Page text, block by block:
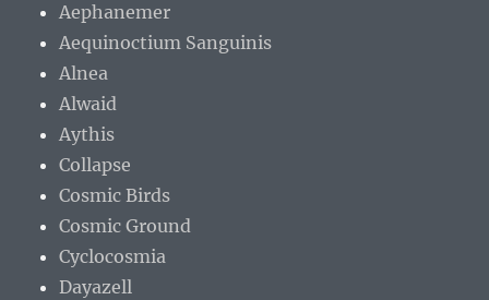
Aephanemer
Aequinoctium Sanguinis
Alnea
Alwaid
Aythis
Collapse
Cosmic Birds
Cosmic Ground
Cyclocosmia
Dayazell